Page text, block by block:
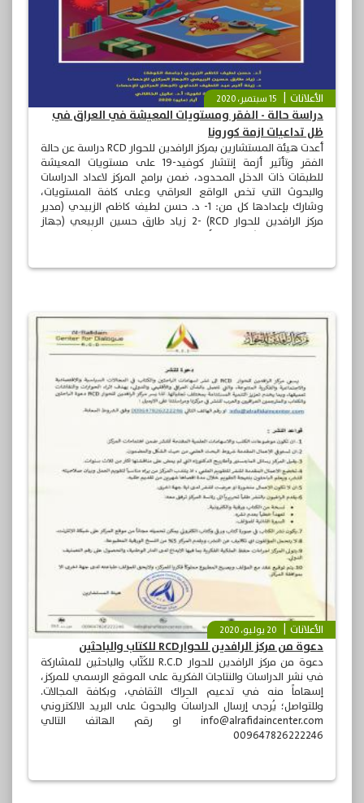
الأعلانات 15 سبتمبر، 2020
دراسة حالة - الفقر ومستويات المعيشة في العراق في
ظل تداعيات ازمة كورونا
أعدت هيئة المستشارين بمركز الرافدين للحوار RCD دراسة عن حالة
الفقر وتأثير أزمة إنتشار كوفيد-19 على مستويات المعيشة
للطبقات ذات الدخل المحدود، ضمن برامج المركز لاعداد الدراسات
والبحوث التي تخص الواقع العراقي وعلى كافة المستويات،
وشارك بإعدادها كل من: 1- د. حسن لطيف كاظم الزبيدي (مدير
مركز الرافدين للحوار RCD) -2 زياد طارق حسين الربيعي (جهاز
المركز الاحصائي) 3- زينة أكرم عبد اللطيف النداوي (جهاز المركز
الأعلانات 20 يوليو، 2020
دعوة من مركز الرافدين للحوارRCD للكتاب والباحثين
دعوة من مركز الرافدين للحوار R.C.D للكُتّاب والباحثين للمشاركة
في نشر الدراسات والنتاجات الفكرية على الموقع الرسمي للمركز،
إسهاماً منه في تدعيم الحِراك الثقافي، وبكافة المجالات.
وللتواصل؛ يُرجى إرسال الدراسات والبحوث على البريد الالكتروني
info@alrafidaincenter.com او رقم الهاتف التالي
009647826222246